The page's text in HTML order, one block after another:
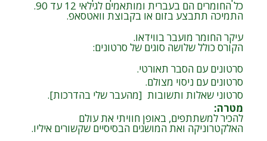
כל החומרים הם בעברית ומותאמים לגילאי 12 עד 90.
התמיכה תתבצע בזום או בקבוצת וואטסאפ.
עיקר החומר מועבר בווידאו.
הקורס כולל שלושה סוגים של סרטונים:
סרטונים עם הסבר תאורטי.
סרטונים עם ניסוי מצולם.
סרטוני שאלות ותשובות [מהעבר שלי בהדרכות].
מטרה:
להכיר למשתתפים, באופן חוויתי את עולם
האלקטרוניקה ואת המושגים הבסיסיים שקשורים איליו.